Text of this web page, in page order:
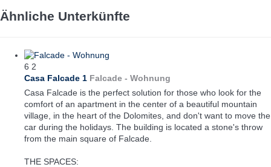
Ähnliche Unterkünfte
6 2
Casa Falcade 1 Falcade - Wohnung
Casa Falcade is the perfect solution for those who look for the
comfort of an apartment in the center of a beautiful mountain
village, in the heart of the Dolomites, and don't want to move the
car during the holidays. The building is located a stone's throw
from the main square of Falcade.
THE SPACES: